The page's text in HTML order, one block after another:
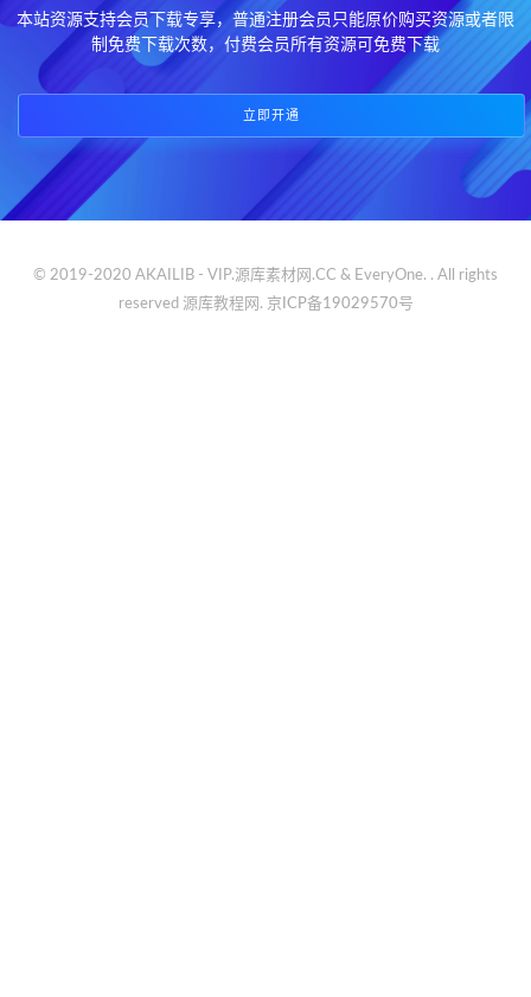
本站资源支持会员下载专享，普通注册会员只能原价购买资源或者限
制免费下载次数，付费会员所有资源可免费下载
立即开通
© 2019-2020 AKAILIB - VIP.源库素材网.CC & EveryOne. . All rights
reserved 源库教程网. 京ICP备19029570号